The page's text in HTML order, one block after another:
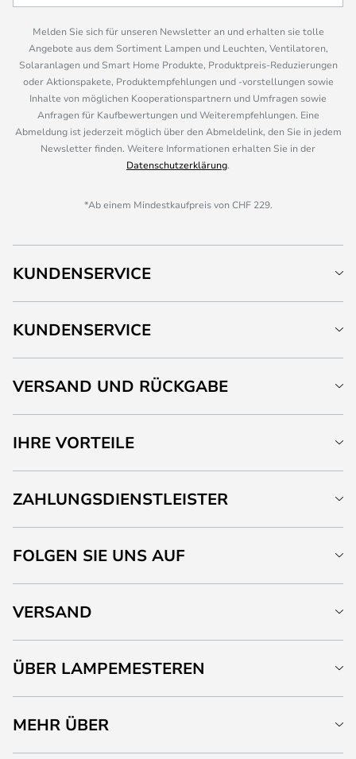
Melden Sie sich für unseren Newsletter an und erhalten sie tolle
Angebote aus dem Sortiment Lampen und Leuchten, Ventilatoren,
Solaranlagen und Smart Home Produkte, Produktpreis-Reduzierungen
oder Aktionspakete, Produktempfehlungen und -vorstellungen sowie
Inhalte von möglichen Kooperationspartnern und Umfragen sowie
Anfragen für Kaufbewertungen und Weiterempfehlungen. Eine
Abmeldung ist jederzeit möglich über den Abmeldelink, den Sie in jedem
Newsletter finden. Weitere Informationen erhalten Sie in der
Datenschutzerklärung.
*Ab einem Mindestkaufpreis von CHF 229.
KUNDENSERVICE
KUNDENSERVICE
VERSAND UND RÜCKGABE
IHRE VORTEILE
ZAHLUNGSDIENSTLEISTER
FOLGEN SIE UNS AUF
VERSAND
ÜBER LAMPEMESTEREN
MEHR ÜBER